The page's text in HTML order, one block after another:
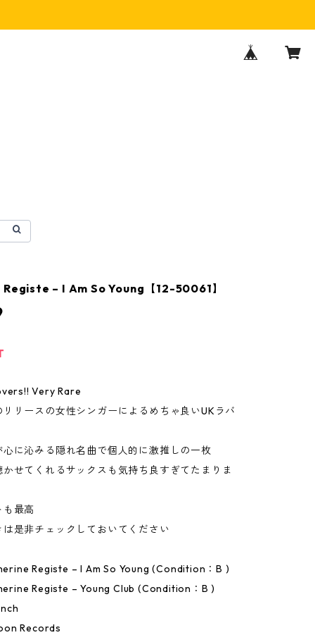
– I Am So Young【12-50061】
Very Rare
リリースの女性シンガーによるめちゃ良いUKラバ
に沁みる隠れ名曲で個人的に激推しの一枚
かせてくれるサックスも気持ち良すぎてたまりま
最高
は是非チェックしておいてください
Registe – I Am So Young (Condition：B )
Registe – Young Club (Condition：B )
Records